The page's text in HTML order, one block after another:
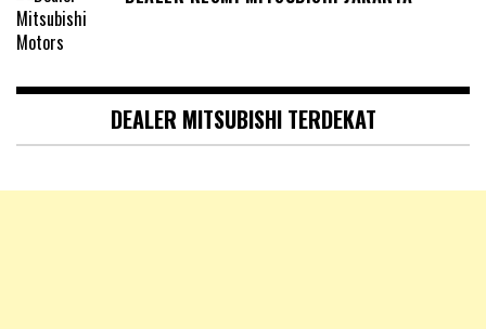
DEALER MITSUBISHI TERDEKAT